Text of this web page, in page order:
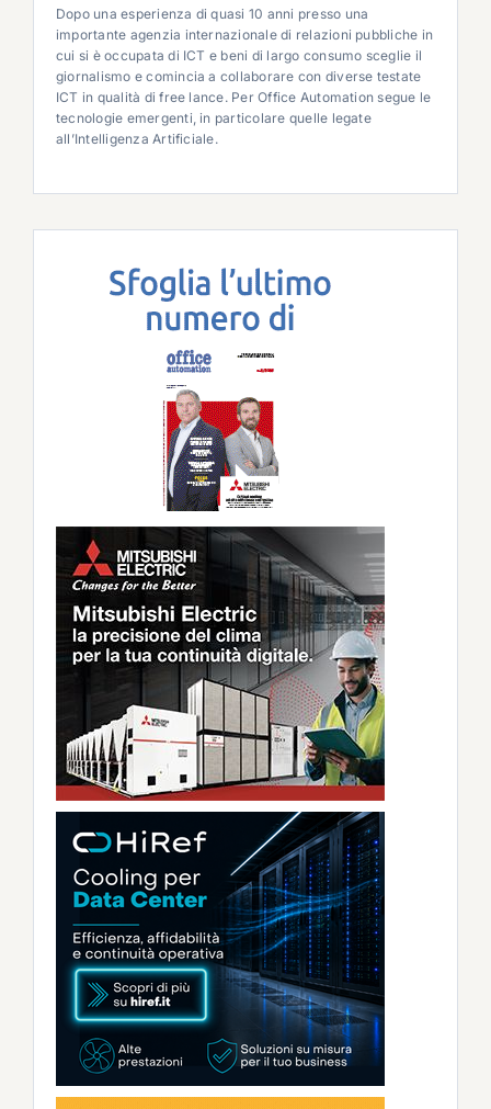
Dopo una esperienza di quasi 10 anni presso una
importante agenzia internazionale di relazioni pubbliche in
cui si è occupata di ICT e beni di largo consumo sceglie il
giornalismo e comincia a collaborare con diverse testate
ICT in qualità di free lance. Per Office Automation segue le
tecnologie emergenti, in particolare quelle legate
all’Intelligenza Artificiale.